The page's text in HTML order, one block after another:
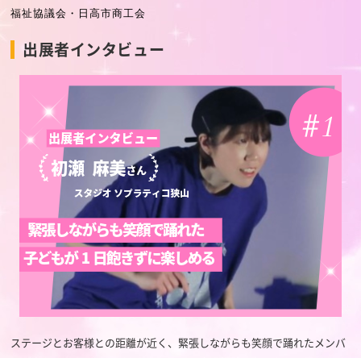
福祉協議会・日高市商工会
出展者インタビュー
ステージとお客様との距離が近く、緊張しながらも笑顔で踊れたメンバ